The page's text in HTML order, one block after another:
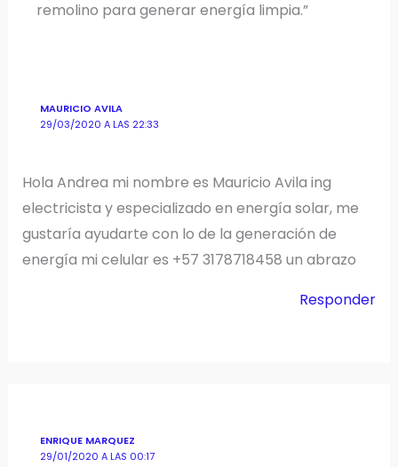
remolino para generar energía limpia.”
MAURICIO AVILA
29/03/2020 A LAS 22:33
Hola Andrea mi nombre es Mauricio Avila ing
electricista y especializado en energía solar, me
gustaría ayudarte con lo de la generación de
energía mi celular es +57 3178718458 un abrazo
Responder
ENRIQUE MARQUEZ
29/01/2020 A LAS 00:17